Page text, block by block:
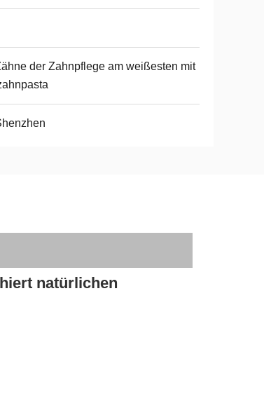
der Zahnpflege am weißesten mit
natürlichen